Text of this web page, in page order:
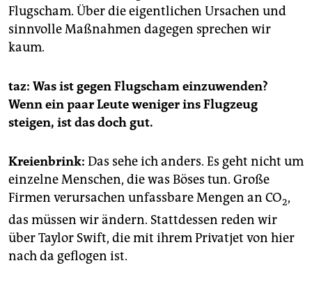
Flugscham. Über die eigentlichen Ursachen und
sinnvolle Maßnahmen dagegen sprechen wir
kaum.
taz: Was ist gegen Flugscham einzuwenden?
Wenn ein paar Leute weniger ins Flugzeug
steigen, ist das doch gut.
Kreienbrink: Das sehe ich anders. Es geht nicht um
einzelne Menschen, die was Böses tun. Große
Firmen verursachen unfassbare Mengen an CO2,
das müssen wir ändern. Stattdessen reden wir
über Taylor Swift, die mit ihrem Privatjet von hier
nach da geflogen ist.